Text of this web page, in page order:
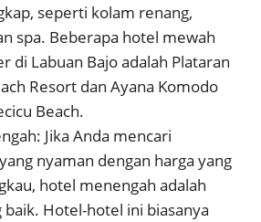
seperti kolam renang,
spa. Beberapa hotel mewah
di Labuan Bajo adalah Plataran
Resort dan Ayana Komodo
Beach.
Jika Anda mencari
nyaman dengan harga yang
hotel menengah adalah
baik. Hotel-hotel ini biasanya